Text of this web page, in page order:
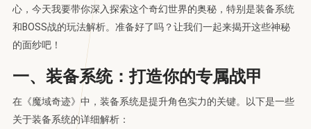
心，今天我要带你深入探索这个奇幻世界的奥秘，特别是装备系统
和BOSS战的玩法解析。准备好了吗？让我们一起来揭开这些神秘
的面纱吧！
一、装备系统：打造你的专属战甲
在《魔域奇迹》中，装备系统是提升角色实力的关键。以下是一些
关于装备系统的详细解析：